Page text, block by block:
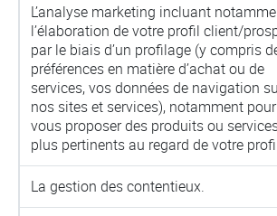
L’analyse marketing incluant
l’élaboration de votre profil client/
par le biais d’un profilage (y compris
préférences en matière d’achat ou de
services, vos données de navigation
nos sites et services), notamment pour
vous proposer des produits ou
plus pertinents au regard de votre
La gestion des contentieux.